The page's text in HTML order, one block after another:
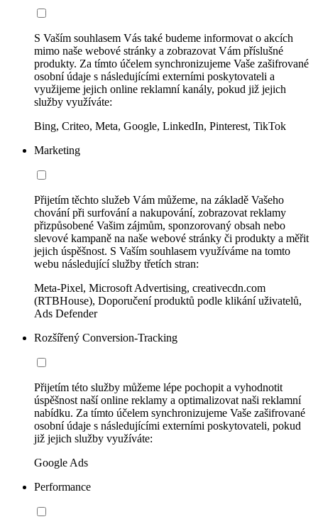
S Vaším souhlasem Vás také budeme informovat o akcích
mimo naše webové stránky a zobrazovat Vám příslušné
produkty. Za tímto účelem synchronizujeme Vaše zašifrované
osobní údaje s následujícími externími poskytovateli a
využijeme jejich online reklamní kanály, pokud již jejich
služby využíváte:
Bing, Criteo, Meta, Google, LinkedIn, Pinterest, TikTok
Marketing
Přijetím těchto služeb Vám můžeme, na základě Vašeho
chování při surfování a nakupování, zobrazovat reklamy
přizpůsobené Vašim zájmům, sponzorovaný obsah nebo
slevové kampaně na naše webové stránky či produkty a měřit
jejich úspěšnost. S Vaším souhlasem využíváme na tomto
webu následující služby třetích stran:
Meta-Pixel, Microsoft Advertising, creativecdn.com
(RTBHouse), Doporučení produktů podle klikání uživatelů,
Ads Defender
Rozšířený Conversion-Tracking
Přijetím této služby můžeme lépe pochopit a vyhodnotit
úspěšnost naší online reklamy a optimalizovat naši reklamní
nabídku. Za tímto účelem synchronizujeme Vaše zašifrované
osobní údaje s následujícími externími poskytovateli, pokud
již jejich služby využíváte:
Google Ads
Performance